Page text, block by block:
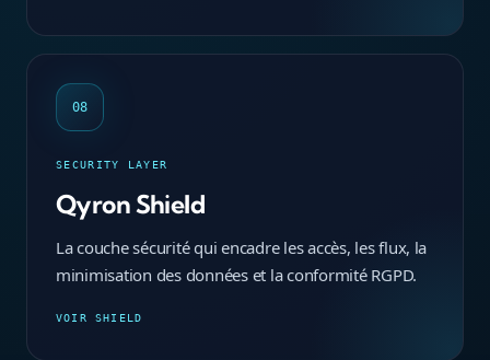
08
SECURITY LAYER
Qyron Shield
La couche sécurité qui encadre les accès, les flux, la
minimisation des données et la conformité RGPD.
VOIR SHIELD